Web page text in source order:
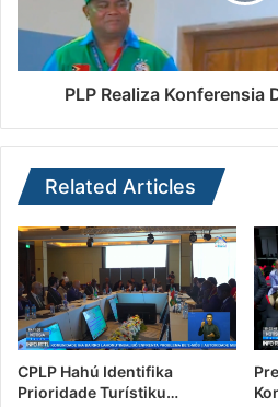
PLP Realiza Konferensia
Related Articles
CPLP Hahú Identifika
Prioridade Turístiku…